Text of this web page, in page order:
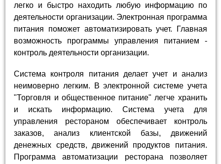
легко и быстро находить любую информацию по
деятельности организации. Электронная программа
питания поможет автоматизировать учет. Главная
возможность программы управления питанием -
контроль деятельности организации.
Система контроля питания делает учет и анализ
неимоверно легким. В электронной системе учета
"Торговля и общественное питание" легче хранить
и искать информацию. Система учета для
управления рестораном обеспечивает контроль
заказов, анализ клиентской базы, движений
денежных средств, движений продуктов питания.
Программа автоматизации ресторана позволяет